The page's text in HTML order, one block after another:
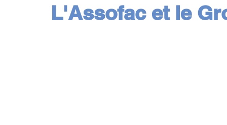
L'Assofac et le